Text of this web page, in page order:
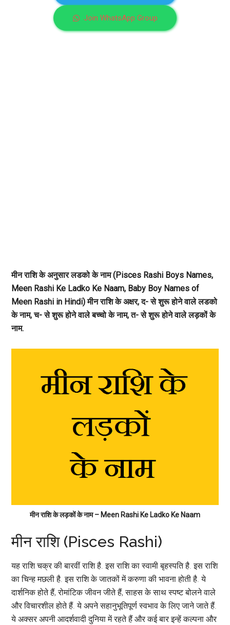
Join WhatsApp Group
मीन राशि के अनुसार लडको के नाम (Pisces Rashi Boys Names,
Meen Rashi Ke Ladko Ke Naam, Baby Boy Names of
Meen Rashi in Hindi) मीन राशि के अक्षर, द- से शुरू होने वाले लडको
के नाम, च- से शुरू होने वाले बच्चो के नाम, त- से शुरू होने वाले लड़कों के
नाम.
मीन राशि के लड़कों के नाम – Meen Rashi Ke Ladko Ke Naam
मीन राशि (Pisces Rashi)
यह राशि चक्र की बारवीं राशि है. इस राशि का स्वामी बृहस्पति है. इस राशि
का चिन्ह मछली है. इस राशि के जातकों में करुणा की भावना होती है. ये
दार्शनिक होते हैं, रोमांटिक जीवन जीते हैं, साहस के साथ स्‍पष्‍ट बोलने वाले
और विचारशील होते हैं. ये अपने सहानुभूतिपूर्ण स्वभाव के लिए जाने जाते हैं.
ये अक्सर अपनी आदर्शवादी दुनिया में रहते हैं और कई बार इन्हें कल्पना और